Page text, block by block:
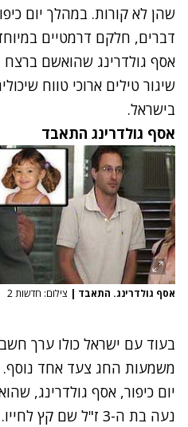
שהן לא קורות. במהלך יום
דברים, חלקם דרמטיים
אסף גולדרינג שהואשם ברצח
שיגור טילים ארוכי טווח
בישראל.
אסף גולדרינג התאבד
אסף גולדרינג. התאבד | צילום: חדשות 2
בעוד עם ישראל כולו ערך
משמעות החג צעד אחד נוסף.
יום כיפור, אסף גולדרינג,
נעה בת ה-3 ז"ל
שם קץ לחייו.